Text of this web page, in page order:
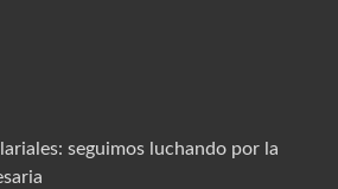
seguimos luchando por la